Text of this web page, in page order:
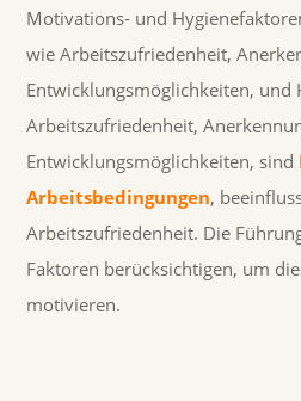
Motivations- und
wie Arbeitszufriedenheit,
Entwicklungsmöglichkeiten, und
Arbeitszufriedenheit,
Entwicklungsmöglichkeiten, sind
Arbeitsbedingungen,
Arbeitszufriedenheit. Die
Faktoren berücksichtigen, um
motivieren.